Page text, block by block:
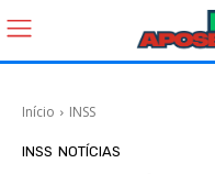
Início INSS
INSS NOTÍCIAS